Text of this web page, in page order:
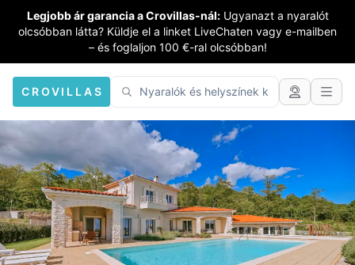
Legjobb ár garancia a Crovillas-nál: Ugyanazt a nyaralót
olcsóbban látta? Küldje el a linket LiveChaten vagy e-mailben
– és foglaljon 100 €-ral olcsóbban!
CROVILLAS